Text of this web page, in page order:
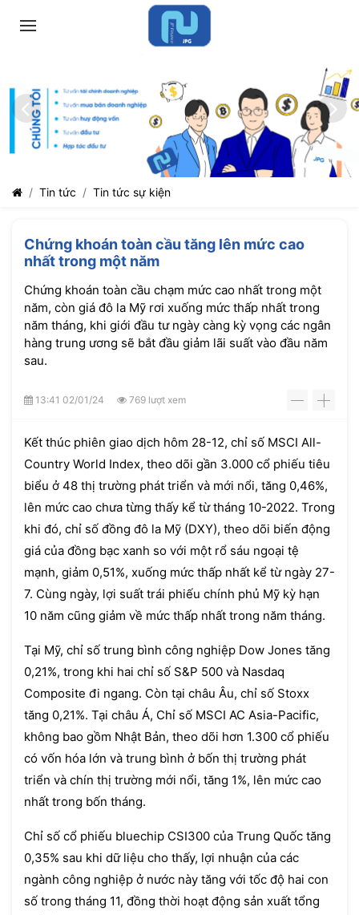
Tin tức Tin tức sự kiện
Chứng khoán toàn cầu tăng lên mức cao
nhất trong một năm
Chứng khoán toàn cầu chạm mức cao nhất trong một
năm, còn giá đô la Mỹ rơi xuống mức thấp nhất trong
năm tháng, khi giới đầu tư ngày càng kỳ vọng các ngân
hàng trung ương sẽ bắt đầu giảm lãi suất vào đầu năm
sau.
13:41 02/01/24 769 lượt xem - +
Kết thúc phiên giao dịch hôm 28-12, chỉ số MSCI All-
Country World Index, theo dõi gần 3.000 cổ phiếu tiêu
biểu ở 48 thị trường phát triển và mới nổi, tăng 0,46%,
lên mức cao chưa từng thấy kể từ tháng 10-2022. Trong
khi đó, chỉ số đồng đô la Mỹ (DXY), theo dõi biến động
giá của đồng bạc xanh so với một rổ sáu ngoại tệ
mạnh, giảm 0,51%, xuống mức thấp nhất kể từ ngày 27-
7. Cùng ngày, lợi suất trái phiếu chính phủ Mỹ kỳ hạn
10 năm cũng giảm về mức thấp nhất trong năm tháng.
Tại Mỹ, chỉ số trung bình công nghiệp Dow Jones tăng
0,21%, trong khi hai chỉ số S&P 500 và Nasdaq
Composite đi ngang. Còn tại châu Âu, chỉ số Stoxx
tăng 0,21%. Tại châu Á, Chỉ số MSCI AC Asia-Pacific,
không bao gồm Nhật Bản, theo dõi hơn 1.300 cổ phiếu
có vốn hóa lớn và trung bình ở bốn thị trường phát
triển và chín thị trường mới nổi, tăng 1%, lên mức cao
nhất trong bốn tháng.
Chỉ số cổ phiếu bluechip CSI300 của Trung Quốc tăng
0,35% sau khi dữ liệu cho thấy, lợi nhuận của các
ngành công nghiệp ở nước này tăng với tốc độ hai con
số trong tháng 11, đồng thời hoạt động sản xuất tổng